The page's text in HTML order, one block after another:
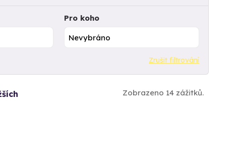
Pro koho
Zrušit filtrování
Zobrazeno 14 zážitků.